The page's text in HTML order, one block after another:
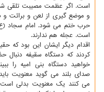
است. اگر عظمت مصیبت تلقی
و موضع گیری از لعن و برائت
حرب ختم می شود. امام سجاد (ع)
است. عجله هم ندارند.
اقدام دیگر ایشان این بود که
کردند که دستگاه سقیفه
خواهید دستگاه بنی امیه را
صدای بلند می گوید معنویت
می کنند یک معنویت بدلی